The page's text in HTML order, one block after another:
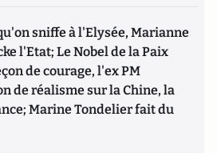
sniffe à l'Elysée, Marianne
l'Etat; Le Nobel de la Paix
de courage, l'ex PM
de réalisme sur la Chine, la
Marine Tondelier fait du